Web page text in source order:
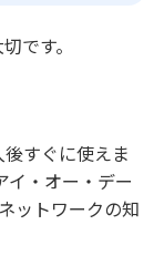
です。
すぐに使えま
イ・オー・デー
ットワークの知